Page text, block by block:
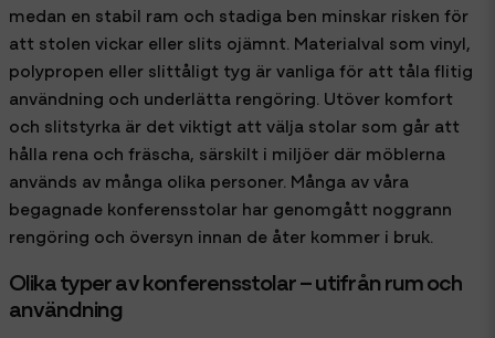
medan en stabil ram och stadiga ben minskar risken för
att stolen vickar eller slits ojämnt. Materialval som vinyl,
polypropen eller slittåligt tyg är vanliga för att tåla flitig
användning och underlätta rengöring. Utöver komfort
och slitstyrka är det viktigt att välja stolar som går att
hålla rena och fräscha, särskilt i miljöer där möblerna
används av många olika personer. Många av våra
begagnade konferensstolar har genomgått noggrann
rengöring och översyn innan de åter kommer i bruk.
Olika typer av konferensstolar – utifrån rum och
användning